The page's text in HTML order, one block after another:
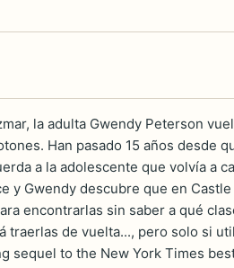
la adulta Gwendy Peterson
Han pasado 15 años desde
a la adolescente que volvía a
y Gwendy descubre que en Castle
encontrarlas sin saber a qué
de vuelta..., pero solo si
sequel to the New York Times